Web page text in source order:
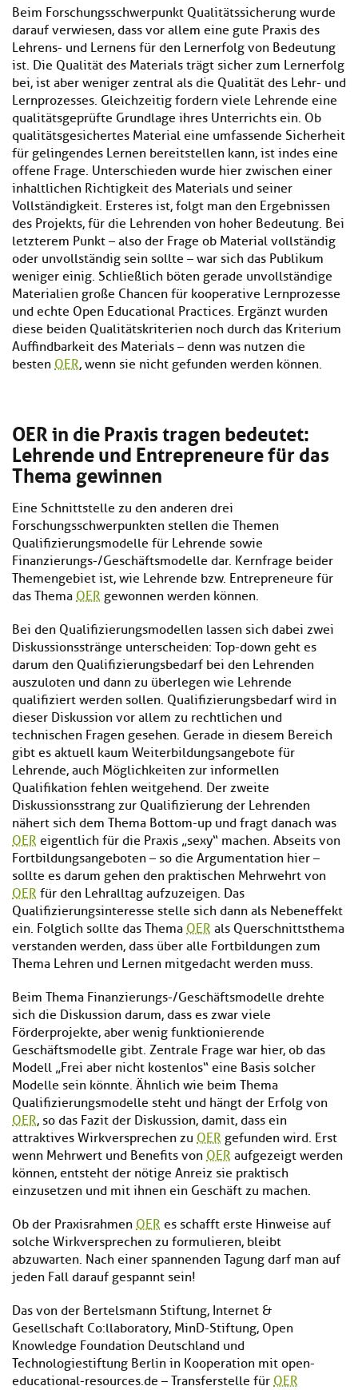
Beim Forschungsschwerpunkt Qualitätssicherung wurde
darauf verwiesen, dass vor allem eine gute Praxis des
Lehrens- und Lernens für den Lernerfolg von Bedeutung
ist. Die Qualität des Materials trägt sicher zum Lernerfolg
bei, ist aber weniger zentral als die Qualität des Lehr- und
Lernprozesses. Gleichzeitig fordern viele Lehrende eine
qualitätsgeprüfte Grundlage ihres Unterrichts ein. Ob
qualitätsgesichertes Material eine umfassende Sicherheit
für gelingendes Lernen bereitstellen kann, ist indes eine
offene Frage. Unterschieden wurde hier zwischen einer
inhaltlichen Richtigkeit des Materials und seiner
Vollständigkeit. Ersteres ist, folgt man den Ergebnissen
des Projekts, für die Lehrenden von hoher Bedeutung. Bei
letzterem Punkt – also der Frage ob Material vollständig
oder unvollständig sein sollte – war sich das Publikum
weniger einig. Schließlich böten gerade unvollständige
Materialien große Chancen für kooperative Lernprozesse
und echte Open Educational Practices. Ergänzt wurden
diese beiden Qualitätskriterien noch durch das Kriterium
Auffindbarkeit des Materials – denn was nutzen die
besten OER, wenn sie nicht gefunden werden können.
OER in die Praxis tragen bedeutet:
Lehrende und Entrepreneure für das
Thema gewinnen
Eine Schnittstelle zu den anderen drei
Forschungsschwerpunkten stellen die Themen
Qualifizierungsmodelle für Lehrende sowie
Finanzierungs-/Geschäftsmodelle dar. Kernfrage beider
Themengebiet ist, wie Lehrende bzw. Entrepreneure für
das Thema OER gewonnen werden können.
Bei den Qualifizierungsmodellen lassen sich dabei zwei
Diskussionsstränge unterscheiden: Top-down geht es
darum den Qualifizierungsbedarf bei den Lehrenden
auszuloten und dann zu überlegen wie Lehrende
qualifiziert werden sollen. Qualifizierungsbedarf wird in
dieser Diskussion vor allem zu rechtlichen und
technischen Fragen gesehen. Gerade in diesem Bereich
gibt es aktuell kaum Weiterbildungsangebote für
Lehrende, auch Möglichkeiten zur informellen
Qualifikation fehlen weitgehend. Der zweite
Diskussionsstrang zur Qualifizierung der Lehrenden
nähert sich dem Thema Bottom-up und fragt danach was
OER eigentlich für die Praxis „sexy“ machen. Abseits von
Fortbildungsangeboten – so die Argumentation hier –
sollte es darum gehen den praktischen Mehrwehrt von
OER für den Lehralltag aufzuzeigen. Das
Qualifizierungsinteresse stelle sich dann als Nebeneffekt
ein. Folglich sollte das Thema OER als Querschnittsthema
verstanden werden, dass über alle Fortbildungen zum
Thema Lehren und Lernen mitgedacht werden muss.
Beim Thema Finanzierungs-/Geschäftsmodelle drehte
sich die Diskussion darum, dass es zwar viele
Förderprojekte, aber wenig funktionierende
Geschäftsmodelle gibt. Zentrale Frage war hier, ob das
Modell „Frei aber nicht kostenlos“ eine Basis solcher
Modelle sein könnte. Ähnlich wie beim Thema
Qualifizierungsmodelle steht und hängt der Erfolg von
OER, so das Fazit der Diskussion, damit, dass ein
attraktives Wirkversprechen zu OER gefunden wird. Erst
wenn Mehrwert und Benefits von OER aufgezeigt werden
können, entsteht der nötige Anreiz sie praktisch
einzusetzen und mit ihnen ein Geschäft zu machen.
Ob der Praxisrahmen OER es schafft erste Hinweise auf
solche Wirkversprechen zu formulieren, bleibt
abzuwarten. Nach einer spannenden Tagung darf man auf
jeden Fall darauf gespannt sein!
Das von der Bertelsmann Stiftung, Internet &
Gesellschaft Co:llaboratory, MinD-Stiftung, Open
Knowledge Foundation Deutschland und
Technologiestiftung Berlin in Kooperation mit open-
educational-resources.de – Transferstelle für OER